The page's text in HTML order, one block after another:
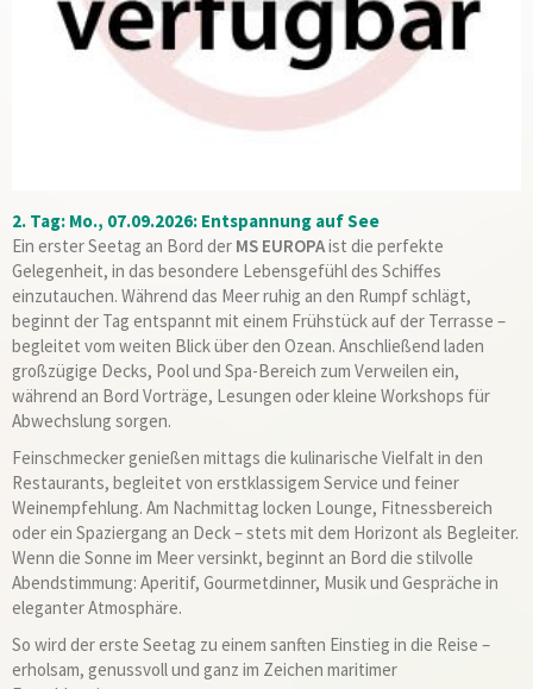
2. Tag: Mo., 07.09.2026: Entspannung auf See
Ein erster Seetag an Bord der MS EUROPAist die perfekte
Gelegenheit, in das besondere Lebensgefühl des Schiffes
einzutauchen. Während das Meer ruhig an den Rumpf schlägt,
beginnt der Tag entspannt mit einem Frühstück auf der Terrasse –
begleitet vom weiten Blick über den Ozean. Anschließend laden
großzügige Decks, Pool und Spa-Bereich zum Verweilen ein,
während an Bord Vorträge, Lesungen oder kleine Workshops für
Abwechslung sorgen.
Feinschmecker genießen mittags die kulinarische Vielfalt in den
Restaurants, begleitet von erstklassigem Service und feiner
Weinempfehlung. Am Nachmittag locken Lounge, Fitnessbereich
oder ein Spaziergang an Deck – stets mit dem Horizont als Begleiter.
Wenn die Sonne im Meer versinkt, beginnt an Bord die stilvolle
Abendstimmung: Aperitif, Gourmetdinner, Musik und Gespräche in
eleganter Atmosphäre.
So wird der erste Seetag zu einem sanften Einstieg in die Reise –
erholsam, genussvoll und ganz im Zeichen maritimer